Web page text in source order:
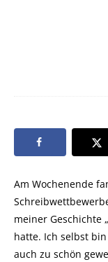
Am Wochenende
meiner Geschichte
hatte. Ich selbst
auch zu schön